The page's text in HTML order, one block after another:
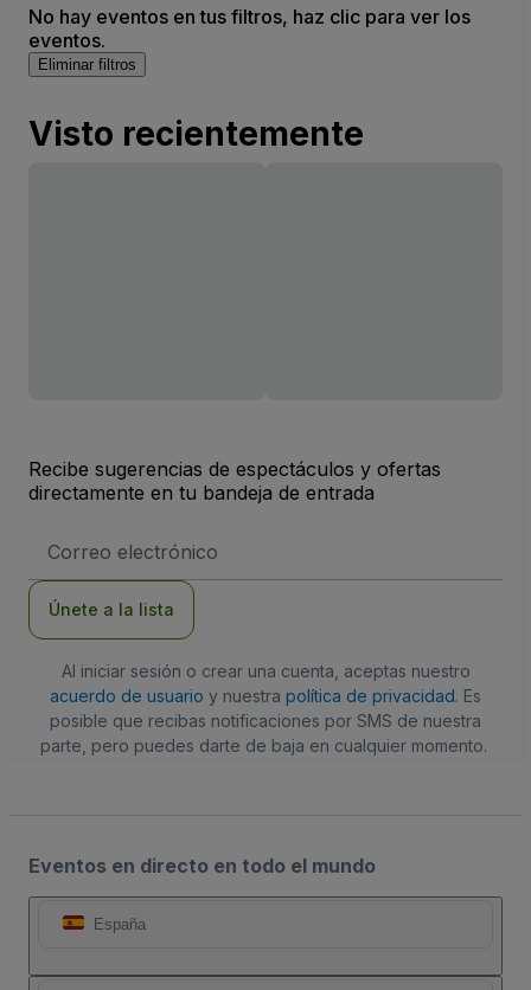
No hay eventos en tus filtros, haz clic para ver los
eventos.
Eliminar filtros
Visto recientemente
Recibe sugerencias de espectáculos y ofertas
directamente en tu bandeja de entrada
de
Únete a la lista
Al iniciar sesión o crear una cuenta, aceptas nuestro
acuerdo de usuario y nuestra política de privacidad. Es
posible que recibas notificaciones por SMS de nuestra
parte, pero puedes darte de baja en cualquier momento.
Eventos en directo en todo el mundo
España